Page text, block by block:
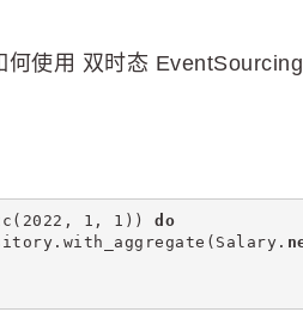
何使用 双时态
1, 1)) do